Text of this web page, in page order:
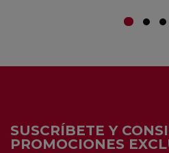
SUSCRÍBETE Y
PROMOCIONES